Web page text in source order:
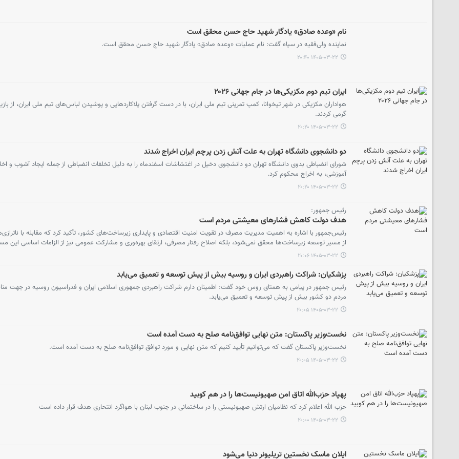
نام «وعده صادق» یادگار شهید حاج حسن محقق است
نماینده ولی‌فقیه در سپاه گفت: نام عملیات «وعده صادق» یادگار شهید حاج حسن محقق است.
۱۴۰۵-۰۳-۲۲ ۲۰:۴۰
ایران تیم دوم مکزیکی‌ها در جام جهانی ۲۰۲۶
هواداران مکزیکی در شهر تیخوانا، کمپ تمرینی تیم ملی ایران، با در دست گرفتن پلاکاردهایی و پوشیدن لباس‌های تیم ملی ایران، از
گرمی کردند.
۱۴۰۵-۰۳-۲۲ ۲۰:۲۰
دو دانشجوی دانشگاه تهران به علت آتش زدن پرچم ایران اخراج شدند
شورای انضباطی بدوی دانشگاه تهران دو دانشجوی دخیل در اغتشاشات اسفندماه را به دلیل تخلفات انضباطی از جمله ایجاد آشوب و
آموزشی، به اخراج محکوم کرد.
۱۴۰۵-۰۳-۲۲ ۲۰:۲۰
رئیس جمهور:
هدف دولت کاهش فشارهای معیشتی مردم است
رئیس‌جمهور با اشاره به اهمیت مدیریت مصرف در تقویت امنیت اقتصادی و پایداری زیرساخت‌های کشور، تأکید کرد که مقابله با
از مسیر توسعه زیرساخت‌ها محقق نمی‌شود، بلکه اصلاح رفتار مصرفی، ارتقای بهره‌وری و مشارکت عمومی نیز از الزامات اساسی این
۱۴۰۵-۰۳-۲۲ ۲۰:۰۶
پزشکیان: شراکت راهبردی ایران و روسیه بیش از پیش توسعه و تعمیق می‌یابد
رئیس جمهور در پیامی به همتای روس خود گفت: اطمینان دارم شراکت راهبردی جمهوری اسلامی ایران و فدراسیون روسیه در جهت
مردم دو کشور بیش از پیش توسعه و تعمیق می‌یابد.
۱۴۰۵-۰۳-۲۲ ۲۰:۰۵
نخست‌وزیر پاکستان: متن نهایی توافق‌نامه صلح به دست آمده است
نخست‌وزیر پاکستان گفت که می‌توانیم تأیید کنیم که متن نهایی و مورد توافق توافق‌نامه صلح به دست آمده است.
۱۴۰۵-۰۳-۲۲ ۲۰:۰۵
پهپاد حزب‌الله اتاق امن صهیونیست‌ها را در هم کوبید
حزب الله اعلام کرد که نظامیان ارتش صهیونیستی را در ساختمانی در جنوب لبنان با هواگرد انتحاری هدف قرار داده است
۱۴۰۵-۰۳-۲۲ ۲۰:۰۰
ایلان ماسک نخستین تریلیونر دنیا می‌شود